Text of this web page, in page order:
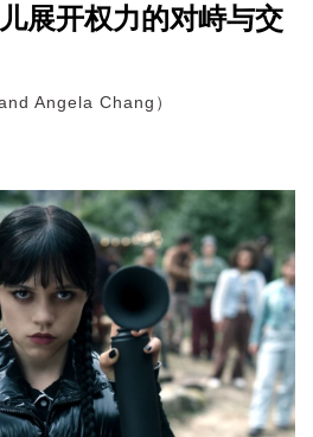
展开权力的对峙与交
Angela Chang）